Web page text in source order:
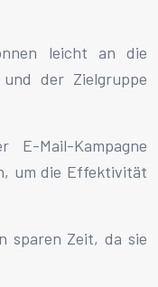
leicht an die
der Zielgruppe
E-Mail-Kampagne
um die Effektivität
sparen Zeit, da sie